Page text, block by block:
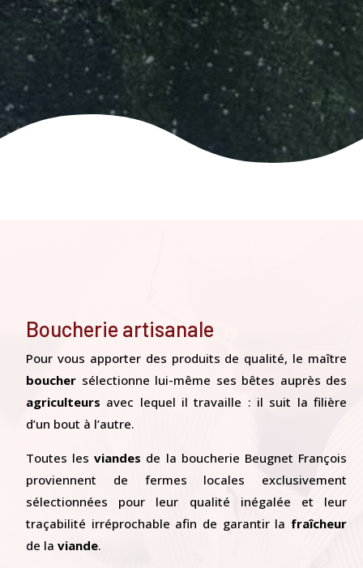
Boucherie artisanale
Pour vous apporter des produits de qualité, le maître
boucher sélectionne lui-même ses bêtes auprès des
agriculteurs avec lequel il travaille : il suit la filière
d’un bout à l’autre.
Toutes lesviandes de la boucherie Beugnet François
proviennent de fermes locales exclusivement
sélectionnées pour leur qualité inégalée et leur
traçabilité irréprochable afin de garantir la fraîcheur
de la viande.